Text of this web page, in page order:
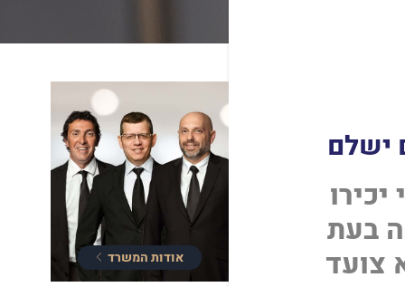
ישלם
שנפגע לפני 12 שנה בעת
צועד
אודות המשרד